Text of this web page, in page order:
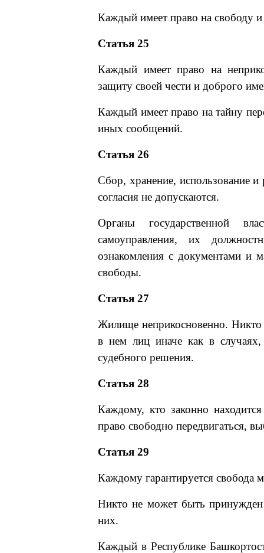
Каждый имеет право на свободу
Статья 25
Каждый имеет право на
защиту своей чести и доброго
Каждый имеет право на тайну
иных сообщений.
Статья 26
Сбор, хранение, использование
согласия не допускаются.
Органы государственной
самоуправления, их
ознакомления с документами и
свободы.
Статья 27
Жилище неприкосновенно.
в нем лиц иначе как в
судебного решения.
Статья 28
Каждому, кто законно
право свободно передвигаться,
Статья 29
Каждому гарантируется свобода
Никто не может быть
них.
Каждый в Республике